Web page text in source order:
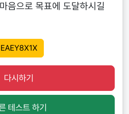
음으로 목표에 도달하시길
EAEY8X1X
다시하기
테스트 하기